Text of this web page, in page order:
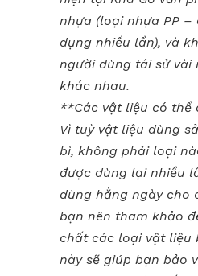
nhựa (loại nhựa PP –
dụng nhiều lần), và
người dùng tái sử vài
khác nhau.
**Các vật liệu có thể
Vì tuỳ vật liệu dùng
bì, không phải loại
được dùng lại nhiều
dùng hằng ngày cho
bạn nên tham khảo
chất các loại vật liệu
này sẽ giúp bạn bảo